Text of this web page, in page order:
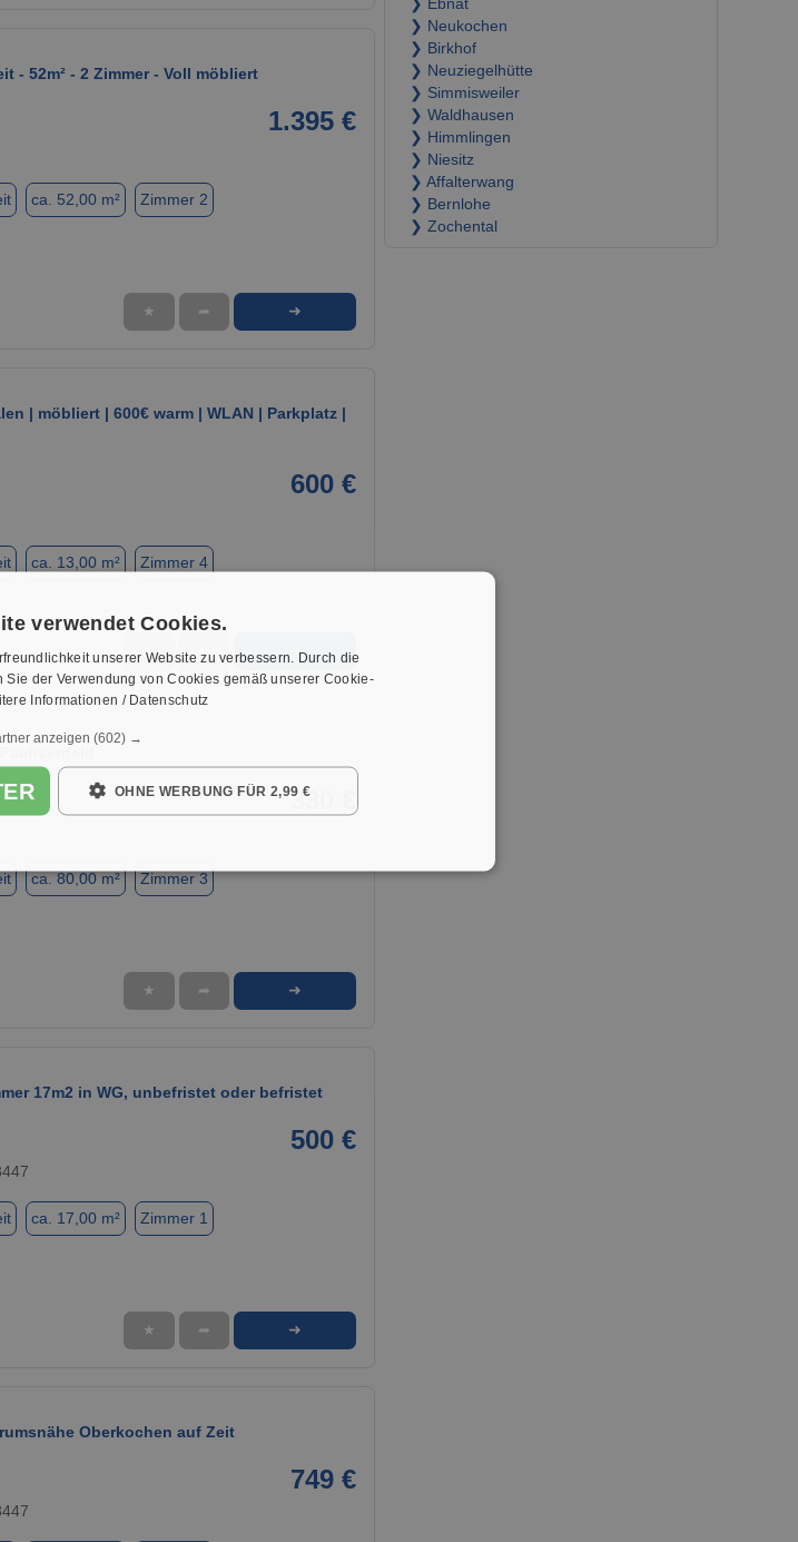
- 52m² - 2 Zimmer - Voll möbliert
1.395 €
ca. 52,00 m² Zimmer 2
★ ➦ ➜
| möbliert | 600€ warm | WLAN | Parkplatz |
600 €
ca. 13,00 m² Zimmer 4
★ ➦ ➜
330 €
ca. 80,00 m² Zimmer 3
★ ➦ ➜
17m2 in WG, unbefristet oder befristet
500 €
ca. 17,00 m² Zimmer 1
★ ➦ ➜
Oberkochen auf Zeit
749 €
❯ Ebnat
❯ Neukochen
❯ Birkhof
❯ Neuziegelhütte
❯ Simmisweiler
❯ Waldhausen
❯ Himmlingen
❯ Niesitz
❯ Affalterwang
❯ Bernlohe
❯ Zochental
verwendet Cookies.
unserer Website zu verbessern. Durch die
der Verwendung von Cookies gemäß unserer Cookie-
Informationen / Datenschutz
anzeigen (602) →
OHNE WERBUNG FÜR 2,99 €